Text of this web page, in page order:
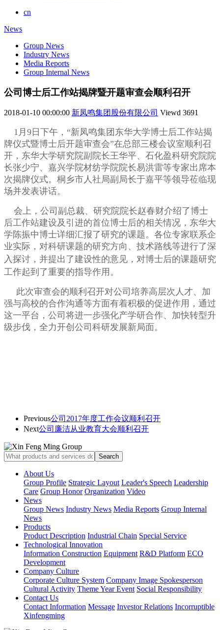
cn
News
Group News
Industry News
Media Reports
Group Internal News
公司博士后工作站揭牌暨开题审查会顺利召开
2018-01-10 00:00:00 新凤鸣集团股份有限公司 Viewd 3691
1月9日下午，“新凤鸣集团东华大学博士后工作站揭
牌仪式暨博士后开题审查会”在总部三楼会议室顺利召
开， 东华大学研究院副院长王华平、 石化盈科研究院院
长张少宁、嘉兴学院材纺学院院长易洪雷等专家出席本
次揭牌仪式。 桐乡市人社局副局长于嘉平等领导莅临现
场并发表讲话。
会上，公司副总裁、研究院院长赵春财介绍了博士
后工作站建设及引进的首位博士后的相关情况，东华大
学陈振中博士详细汇报了研究的课题。各位专家联系企
业实际，对科研课题的研究方向、技术路线等进行了深
入探讨，并提出了建设性的意见， 对博士后的课题研究
工作起到了重要的指导作用 。
此次审查会的顺利召开对公司培养高层次人才、 加
强与高校的合作沟通等方面有着积极的促进作用，通过
这一平台，公司将进一步强化产学研合作、加快转型升
级步伐，全力开创公司科研发展新局面。
Previous公司2017年度工作会议顺利召开
Next公司廉洁从业教育大会顺利召开
About Us
Group Profile Strategic Layout Leader's Speech Leadership
Care Group Honor Organization Video
News
Group News Industry News Media Reports Group Internal
News
Products
Product Description Industrial Chain Special Service
Technological Innovation
Information Construction Equipment R&D Platform ECO
Development
Company Culture
Corporate Culture System Company Image Spokesperson
Cultural Activity Theme Year Event Social Responsibility
Contact Us
Contact Information Message Investor Relations Incorruptible
Xinfengming